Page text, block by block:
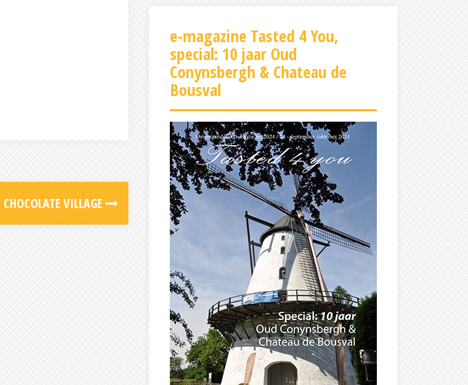
VILLAGE
e-magazine Tasted 4 You,
special: 10 jaar Oud
Conynsbergh & Chateau de
Bousval